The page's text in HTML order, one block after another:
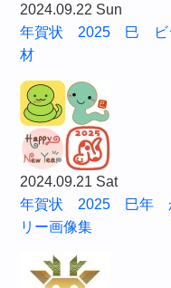
2024.09.22 Sun
年賀状 2025 巳 ビ
材
2024.09.21 Sat
年賀状 2025 巳年
リー画像集